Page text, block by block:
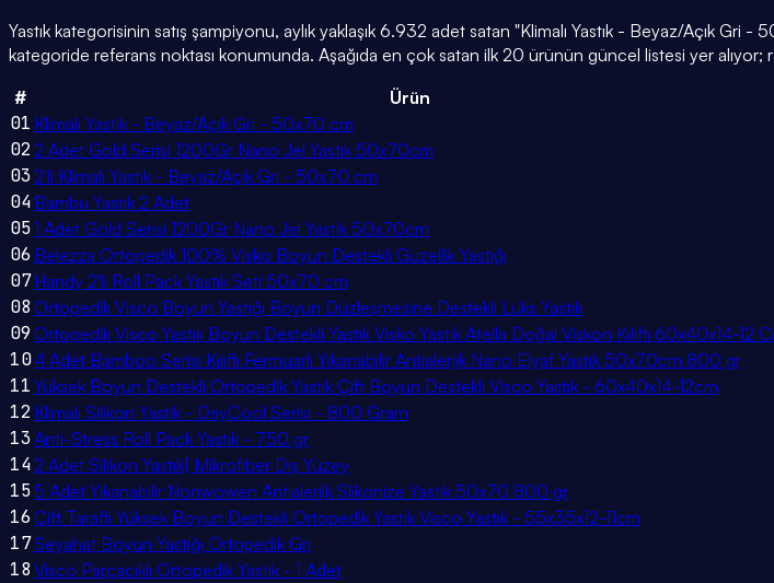
Yastık kategorisinin satış şampiyonu, aylık yaklaşık 6.932 adet satan "Klimalı Yastık - Beyaz/Açık
kategoride referans noktası konumunda. Aşağıda en çok satan ilk 20 ürünün güncel listesi yer
#
Ürün
01 Klimalı Yastık - Beyaz/Açık Gri - 50x70 cm
02 2 Adet Gold Serisi 1200Gr Nano Jel Yastık 50x70cm
032'li Klimalı Yastık - Beyaz/Açık Gri - 50x70 cm
04 Bambu Yastık 2 Adet
051 Adet Gold Serisi 1200Gr Nano Jel Yastık 50x70cm
06 Belezza Ortopedik 100% Visko Boyun Destekli Güzellik Yastığı
07Handy 2'li Roll Pack Yastık Seti 50x70 cm
08 Ortopedik Visco Boyun Yastığı Boyun Düzleşmesine Destekli Lüks Yastık
09 Ortopedik Visco Yastık Boyun Destekli Yastık Visko Yastık Atella Doğal Viskon Kılıflı 60x40x14-12
104 Adet Bamboo Serisi Kılıflı Fermuarlı Yıkanabilir Antialerjik Nano Elyaf Yastık 50x70cm 800 gr
11 Yüksek Boyun Destekli Ortopedik Yastık Çift Boyun Destekli Visco Yastık - 60x40x14-12cm
12 Klimalı Silikon Yastık - DayCool Serisi - 800 Gram
13Anti-Stress Roll Pack Yastık - 750 gr
142 Adet Silikon Yastık| Mikrofiber Dış Yüzey
15 5 Adet Yıkanabilir Nonwowen Antialerjik Slikonize Yastık 50x70 800 gr
16 Çift Taraflı Yüksek Boyun Destekli Ortopedik Yastık Visco Yastık - 55x35x12-11cm
17Seyahat Boyun Yastığı Ortopedik Gri
18 Visco Parçacıklı Ortopedik Yastık - 1 Adet